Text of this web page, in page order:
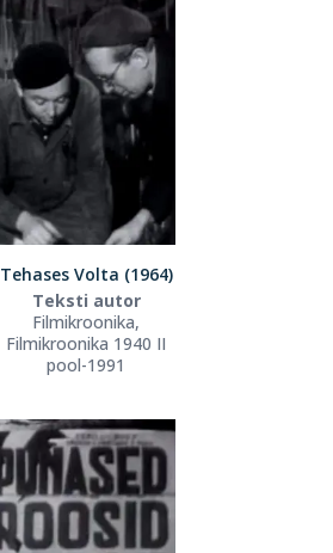
Tehases Volta (1964)
Teksti autor
Filmikroonika,
Filmikroonika 1940 II
pool-1991